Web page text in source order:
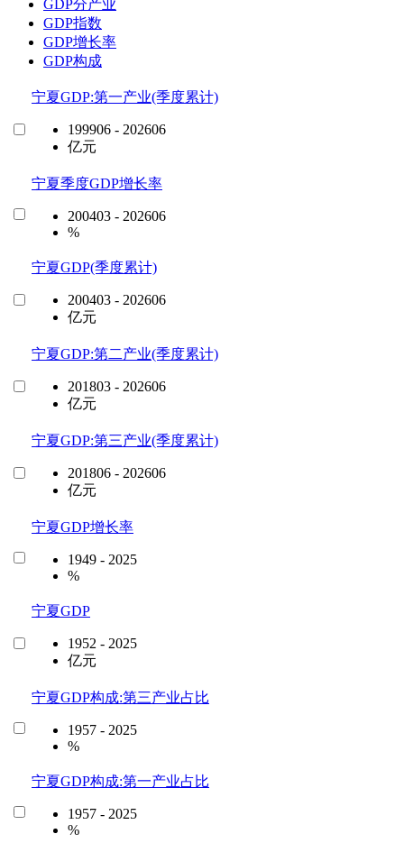
GDP分产业
GDP指数
GDP增长率
GDP构成
宁夏GDP:第一产业(季度累计)
199906 - 202606
亿元
宁夏季度GDP增长率
200403 - 202606
%
宁夏GDP(季度累计)
200403 - 202606
亿元
宁夏GDP:第二产业(季度累计)
201803 - 202606
亿元
宁夏GDP:第三产业(季度累计)
201806 - 202606
亿元
宁夏GDP增长率
1949 - 2025
%
宁夏GDP
1952 - 2025
亿元
宁夏GDP构成:第三产业占比
1957 - 2025
%
宁夏GDP构成:第一产业占比
1957 - 2025
%